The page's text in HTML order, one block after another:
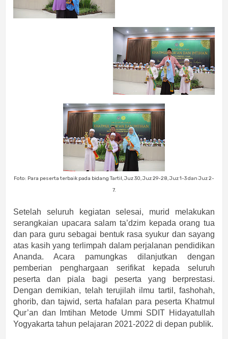
Foto: Para peserta terbaik pada bidang Tartil, Juz 30, Juz 29-28, Juz 1-3 dan Juz 2-
7.
Setelah seluruh kegiatan selesai, murid melakukan
serangkaian upacara salam ta’dzim kepada orang tua
dan para guru sebagai bentuk rasa syukur dan sayang
atas kasih yang terlimpah dalam perjalanan pendidikan
Ananda. Acara pamungkas dilanjutkan dengan
pemberian penghargaan serifikat kepada seluruh
peserta dan piala bagi peserta yang berprestasi.
Dengan demikian, telah terujilah ilmu tartil, fashohah,
ghorib, dan tajwid, serta hafalan para peserta Khatmul
Qur’an dan Imtihan Metode Ummi SDIT Hidayatullah
Yogyakarta tahun pelajaran 2021-2022 di depan publik.